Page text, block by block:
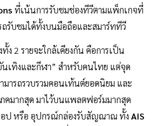
ที่เน้นการรับชมช่องทีวีตามแพ็กเกจที่
ถรับชมได้ทั้งบนมือถือและสมาร์ททีวี
ง 2 รายจะใกล้เคียงกัน คือการเป็น
นเทิงและกีฬา” สำหรับคนไทย แต่จุด
มารถรวบรวมคอนเท้นต์ยอดนิยม และ
คมากสุด มาไว้บนแพลตฟอร์มมากสุด
อป หรือ อุปกรณ์กล่องรับสัญณาณ ทั้ง AIS